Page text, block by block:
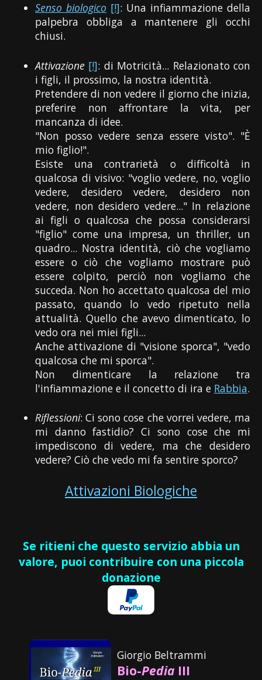
Senso biologico [!]: Una infiammazione della
palpebra obbliga a mantenere gli occhi
chiusi.
Attivazione [!]: di Motricità... Relazionato con
i figli, il prossimo, la nostra identità.
Pretendere di non vedere il giorno che inizia,
preferire non affrontare la vita, per
mancanza di idee.
"Non posso vedere senza essere visto". "È
mio figlio!".
Esiste una contrarietà o difficoltà in
qualcosa di visivo: "voglio vedere, no, voglio
vedere, desidero vedere, desidero non
vedere, non desidero vedere..." In relazione
ai figli o qualcosa che possa considerarsi
"figlio" come una impresa, un thriller, un
quadro... Nostra identità, ciò che vogliamo
essere o ciò che vogliamo mostrare può
essere colpito, perciò non vogliamo che
succeda. Non ho accettato qualcosa del mio
passato, quando lo vedo ripetuto nella
attualità. Quello che avevo dimenticato, lo
vedo ora nei miei figli...
Anche attivazione di "visione sporca", "vedo
qualcosa che mi sporca".
Non dimenticare la relazione tra
l'infiammazione e il concetto di ira e Rabbia.
Riflessioni: Ci sono cose che vorrei vedere, ma
mi danno fastidio? Ci sono cose che mi
impediscono di vedere, ma che desidero
vedere? Ciò che vedo mi fa sentire sporco?
Attivazioni Biologiche
Se ritieni che questo servizio abbia un
valore, puoi contribuire con una piccola
donazione
Giorgio Beltrammi
Bio-Pedia III